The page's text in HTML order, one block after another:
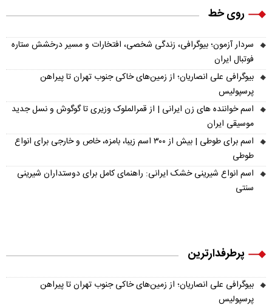
روی خط
سردار آزمون؛ بیوگرافی، زندگی شخصی، افتخارات و مسیر درخشش ستاره
فوتبال ایران
بیوگرافی علی انصاریان؛ از زمین‌های خاکی جنوب تهران تا پیراهن
پرسپولیس
اسم خواننده های زن ایرانی | از قمرالملوک وزیری تا گوگوش و نسل جدید
موسیقی ایران
اسم برای طوطی | بیش از ۳۰۰ اسم زیبا، بامزه، خاص و خارجی برای انواع
طوطی
اسم انواع شیرینی خشک ایرانی: راهنمای کامل برای دوستداران شیرینی
سنتی
پرطرفدارترین
بیوگرافی علی انصاریان؛ از زمین‌های خاکی جنوب تهران تا پیراهن
پرسپولیس